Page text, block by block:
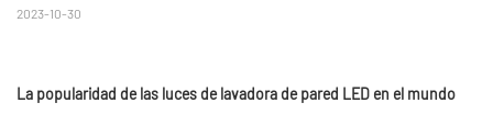
2023-10-30
La popularidad de las luces de lavadora de pared LED en el mundo